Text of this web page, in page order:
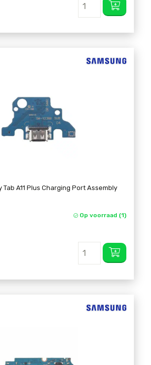
Tab A11 Plus Charging Port Assembly
Op voorraad (1)